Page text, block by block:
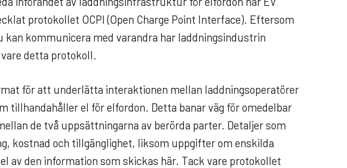
protokollet OCPI (Open Charge Point Interface). Eftersom
kan kommunicera med varandra har laddningsindustrin
detta protokoll.
för att underlätta interaktionen mellan laddningsoperatörer
tillhandahåller el för elfordon. Detta banar väg för omedelbar
de två uppsättningarna av berörda parter. Detaljer som
kostnad och tillgänglighet, liksom uppgifter om enskilda
av den information som skickas här. Tack vare protokollet